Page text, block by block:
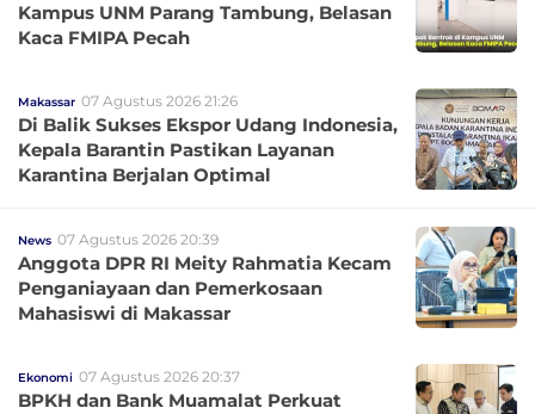
Kampus UNM Parang Tambung, Belasan
Kaca FMIPA Pecah
Makassar 07 Agustus 2026 21:26
Di Balik Sukses Ekspor Udang Indonesia,
Kepala Barantin Pastikan Layanan
Karantina Berjalan Optimal
News 07 Agustus 2026 20:39
Anggota DPR RI Meity Rahmatia Kecam
Penganiayaan dan Pemerkosaan
Mahasiswi di Makassar
Ekonomi 07 Agustus 2026 20:37
BPKH dan Bank Muamalat Perkuat